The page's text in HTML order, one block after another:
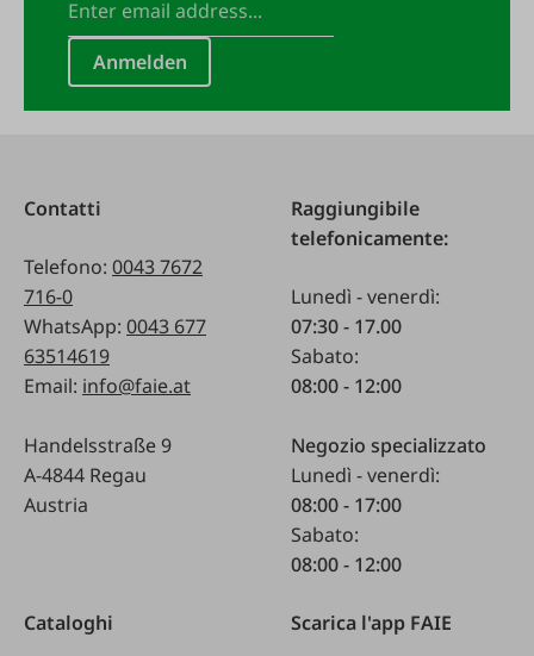
Anmelden
Contatti
Telefono: 0043 7672
716-0
WhatsApp: 0043 677
63514619
Email: info@faie.at
Handelsstraße 9
A-4844 Regau
Austria
Raggiungibile
telefonicamente:
Lunedì - venerdì:
07:30 - 17.00
Sabato:
08:00 - 12:00
Negozio specializzato
Lunedì - venerdì:
08:00 - 17:00
Sabato:
08:00 - 12:00
Cataloghi Scarica l'app FAIE